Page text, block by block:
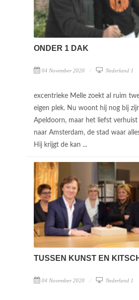
ONDER 1 DAK
04 November 2020 Nederland 1
excentrieke Melle zoekt al ruim
eigen plek. Nu woont hij nog bij
Apeldoorn, maar het liefst
naar Amsterdam, de stad waar
Hij krijgt de kan ...
TUSSEN KUNST EN
04 November 2020 Nederland 1